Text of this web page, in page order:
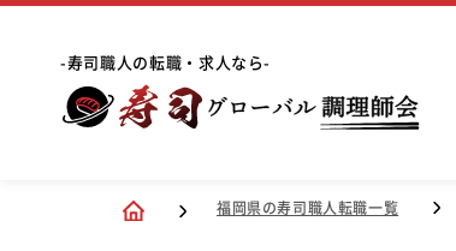
-寿司職人の転職・求人なら-
福岡県の寿司職人転職一覧